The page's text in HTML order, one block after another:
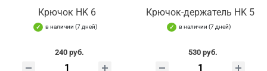
Крючок HK 6
в наличии (7 дней)
240 руб.
Крючок-держатель HK 5
в наличии (7 дней)
530 руб.